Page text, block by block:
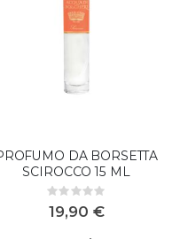
DA BORSETTA
SCIROCCO 15 ML
Rating:
0%
19,90 €